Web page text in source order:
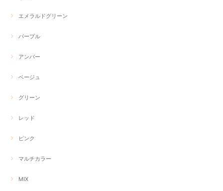
エメラルドグリーン
パープル
アンバー
ベージュ
グリーン
レッド
ピンク
マルチカラー
MIX